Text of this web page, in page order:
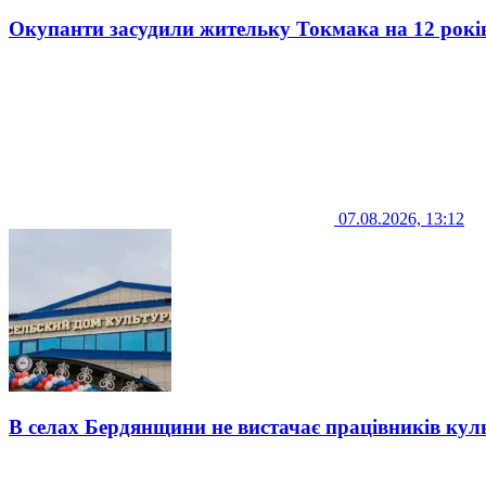
Окупанти засудили жительку Токмака на 12
07.08.2026, 13:12
В селах Бердянщини не вистачає працівників